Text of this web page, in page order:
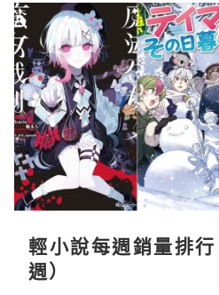
輕小說每週銷量排
週）